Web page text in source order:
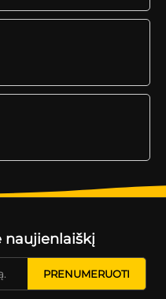
naujienlaiškį